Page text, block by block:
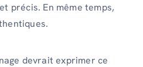
précis. En même temps,
devrait exprimer ce